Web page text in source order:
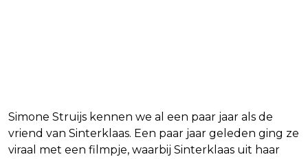
Simone Struijs kennen we al een paar jaar als de
vriend van Sinterklaas. Een paar jaar geleden ging ze
viraal met een filmpje, waarbij Sinterklaas uit haar